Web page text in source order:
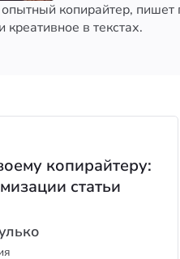
копирайтер, пишет
креативное в текстах.
копирайтеру:
статьи